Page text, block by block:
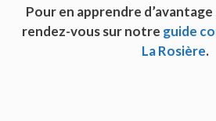
Pour en apprendre
rendez-vous sur notre guide
La Rosière.